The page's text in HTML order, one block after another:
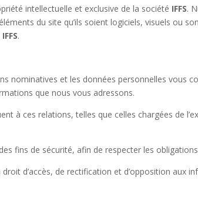
intellectuelle et exclusive de la société IFFS.
du site qu’ils soient logiciels, visuels ou
IFFS.
nominatives et les données personnelles vous
que nous vous adressons.
à ces relations, telles que celles chargées de
fins de sécurité, afin de respecter les
d’accès, de rectification et d’opposition aux